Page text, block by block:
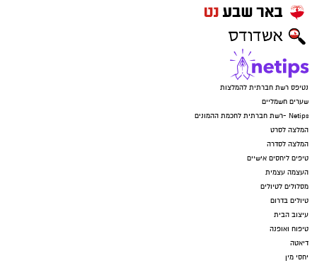
נטיפס רשת חברתית להמלצות
שערים חשמליים
Netips -רשת חברתית לחכמת ההמונים
המלצה לסרט
המלצה לסדרה
טיפים ליחסים אישיים
העצמה עצמית
מסלולים לטיולים
טיולים בדרום
עיצוב הבית
טיפוח ואופנה
דיאטה
יחסי מין